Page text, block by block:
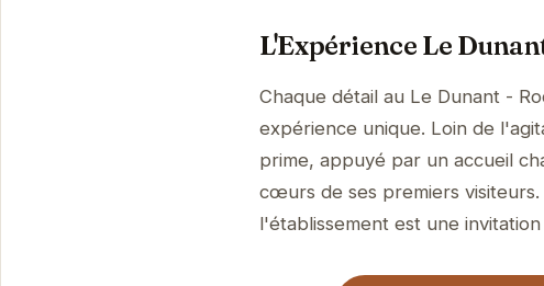
L'Expérience Le
Chaque détail au Le Dunant -
expérience unique. Loin de
prime, appuyé par un accueil
cœurs de ses premiers
l'établissement est une